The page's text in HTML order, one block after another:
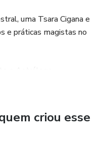
A MESA - 12:00
POSITIVAS, = E - e
uma Tsara Cigana e
e práticas magistas no
Estou aqui para
ciganos, e dos guias
criou esse